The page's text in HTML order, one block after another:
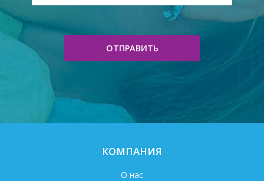
ОТПРАВИТЬ
КОМПАНИЯ
О нас